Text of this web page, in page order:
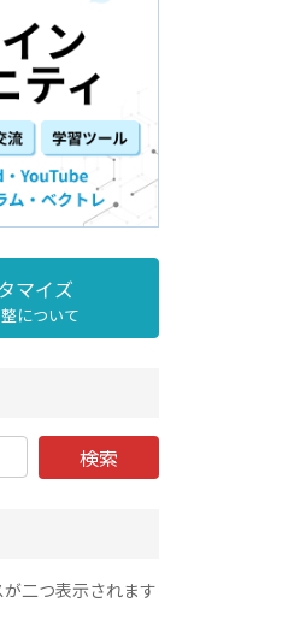
マイズ
について
二つ表示されます